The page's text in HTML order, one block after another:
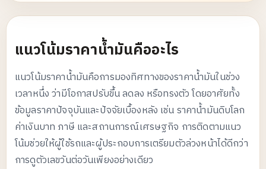
แนวโน้มราคาน้ำมันคืออะไร
แนวโน้มราคาน้ำมันคือการมองทิศทางของราคาน้ำมันในช่วง
เวลาหนึ่ง ว่ามีโอกาสปรับขึ้น ลดลง หรือทรงตัว โดยอาศัยทั้ง
ข้อมูลราคาปัจจุบันและปัจจัยเบื้องหลัง เช่น ราคาน้ำมันดิบโลก
ค่าเงินบาท ภาษี และสถานการณ์เศรษฐกิจ การติดตามแนว
โน้มช่วยให้ผู้ใช้รถและผู้ประกอบการเตรียมตัวล่วงหน้าได้ดีกว่า
การดูตัวเลขวันต่อวันเพียงอย่างเดียว